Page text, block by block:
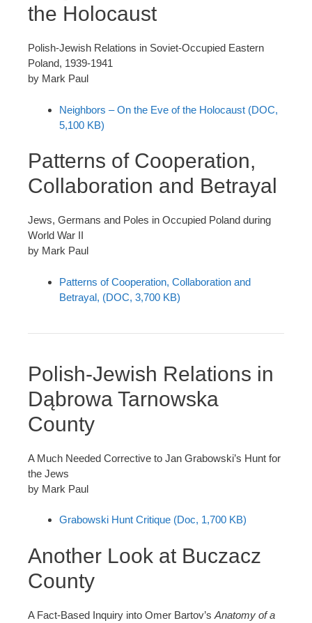
the Holocaust
Polish-Jewish Relations in Soviet-Occupied Eastern
Poland, 1939-1941
by Mark Paul
Neighbors – On the Eve of the Holocaust (DOC,
5,100 KB)
Patterns of Cooperation,
Collaboration and Betrayal
Jews, Germans and Poles in Occupied Poland during
World War II
by Mark Paul
Patterns of Cooperation, Collaboration and
Betrayal, (DOC, 3,700 KB)
Polish-Jewish Relations in
Dąbrowa Tarnowska
County
A Much Needed Corrective to Jan Grabowski’s Hunt for
the Jews
by Mark Paul
Grabowski Hunt Critique (Doc, 1,700 KB)
Another Look at Buczacz
County
A Fact-Based Inquiry into Omer Bartov’s Anatomy of a